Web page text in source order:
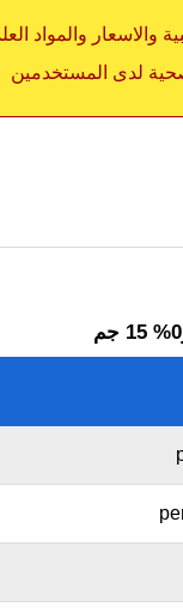
والاسعار والمواد
لدى المستخدمين